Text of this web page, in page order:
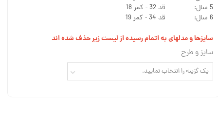
5 سال: قد 32 - کمر 18
6 سال: قد 34 - کمر 19
سایزها و مدلهای به اتمام رسیده از لیست زیر حذف شده اند
سایز و طرح
یک گزینه را انتخاب نمایید.